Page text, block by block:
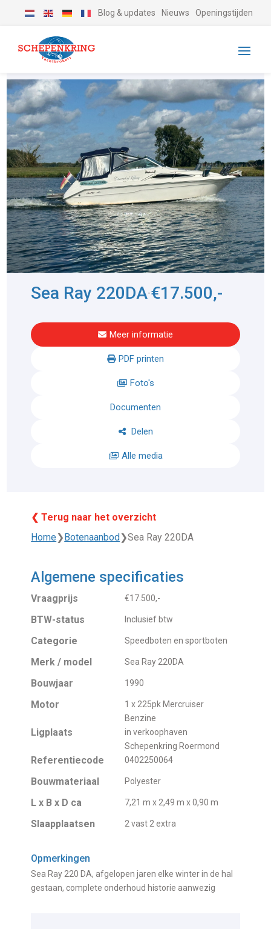
Blog & updates Nieuws Openingstijden
Sea Ray 220DA-€17.500,-
Meer informatie
PDF printen
Foto's
Documenten
Delen
Alle media
❮ Terug naar het overzicht
Home❯ Botenaanbod ❯Sea Ray 220DA
Algemene specificaties
Vraagprijs €17.500,-
BTW-status Inclusief btw
Categorie Speedboten en sportboten
Merk / model Sea Ray 220DA
Bouwjaar 1990
Motor
1 x 225pk Mercruiser
Benzine
Ligplaats
in verkoophaven
Schepenkring Roermond
Referentiecode 0402250064
Bouwmateriaal Polyester
L x B x D ca 7,21 m x 2,49 m x 0,90 m
Slaapplaatsen 2 vast 2 extra
Opmerkingen
Sea Ray 220 DA, afgelopen jaren elke winter in de hal
gestaan, complete onderhoud historie aanwezig